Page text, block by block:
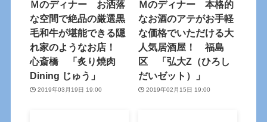
Ｍのディナー お洒落
な空間で絶品の厳選黒
毛和牛が堪能できる隠
れ家のようなお店！
心斎橋 「炙り焼肉
Dining じゅう」
2019年03月19日 19:00
Ｍのディナー 本格的
なお酒のアテがお手軽
な価格でいただける大
人気居酒屋！ 福島
区 「弘大Z（ひろし
だいゼット）」
2019年02月15日 19:00